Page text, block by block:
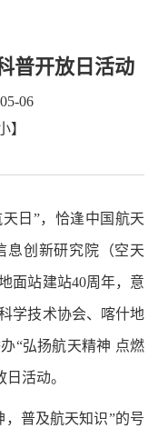
普开放日活动
06
】
日”，恰逢中国航天
息创新研究院（空天
面站建站40周年，意
学技术协会、喀什地
“弘扬航天精神 点燃
活动。
普及航天知识”的号